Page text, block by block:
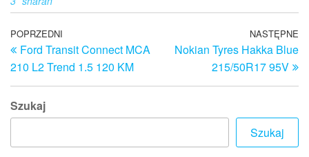
Nawigacja
wpisu
Poprzedni
wpis
POPRZEDNI
Ford Transit Connect MCA
210 L2 Trend 1.5 120 KM
NASTĘPNE
Nokian Tyres Hakka Blue
215/50R17 95V
Szukaj
Szukaj